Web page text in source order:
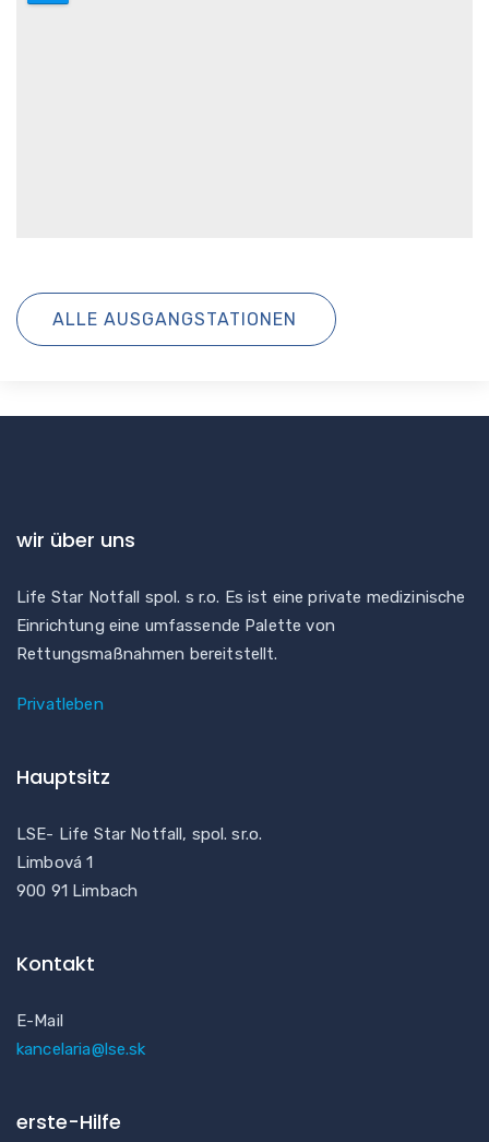
ALLE AUSGANGSTATIONEN
wir über uns
Life Star Notfall spol. s r.o. Es ist eine private medizinische
Einrichtung eine umfassende Palette von
Rettungsmaßnahmen bereitstellt.
Privatleben
Hauptsitz
LSE- Life Star Notfall, spol. sr.o.
Limbová 1
900 91 Limbach
Kontakt
E-Mail
kancelaria@lse.sk
erste-Hilfe